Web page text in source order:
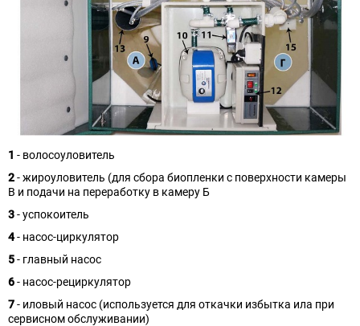
1 - волосоуловитель
2- жироуловитель (для сбора биопленки с поверхности камеры
В и подачи на переработку в камеру Б
3- успокоитель
4- насос-циркулятор
5- главный насос
6- насос-рециркулятор
7- иловый насос (используется для откачки избытка ила при
сервисном обслуживании)